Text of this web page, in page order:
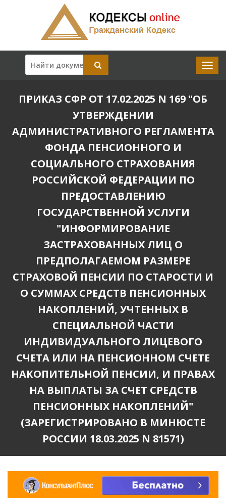
ПРИКАЗ СФР ОТ 17.02.2025 N 169 "ОБ
УТВЕРЖДЕНИИ
АДМИНИСТРАТИВНОГО РЕГЛАМЕНТА
ФОНДА ПЕНСИОННОГО И
СОЦИАЛЬНОГО СТРАХОВАНИЯ
РОССИЙСКОЙ ФЕДЕРАЦИИ ПО
ПРЕДОСТАВЛЕНИЮ
ГОСУДАРСТВЕННОЙ УСЛУГИ
"ИНФОРМИРОВАНИЕ
ЗАСТРАХОВАННЫХ ЛИЦ О
ПРЕДПОЛАГАЕМОМ РАЗМЕРЕ
СТРАХОВОЙ ПЕНСИИ ПО СТАРОСТИ И
О СУММАХ СРЕДСТВ ПЕНСИОННЫХ
НАКОПЛЕНИЙ, УЧТЕННЫХ В
СПЕЦИАЛЬНОЙ ЧАСТИ
ИНДИВИДУАЛЬНОГО ЛИЦЕВОГО
СЧЕТА ИЛИ НА ПЕНСИОННОМ СЧЕТЕ
НАКОПИТЕЛЬНОЙ ПЕНСИИ, И ПРАВАХ
НА ВЫПЛАТЫ ЗА СЧЕТ СРЕДСТВ
ПЕНСИОННЫХ НАКОПЛЕНИЙ"
(ЗАРЕГИСТРИРОВАНО В МИНЮСТЕ
РОССИИ 18.03.2025 N 81571)